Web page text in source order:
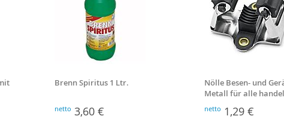
Brenn Spiritus 1 Ltr.
netto 3,60 €
Nölle Besen- und
Metall für alle
Stiele
netto 1,29 €